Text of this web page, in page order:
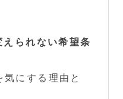
えられない希望条
にする理由と